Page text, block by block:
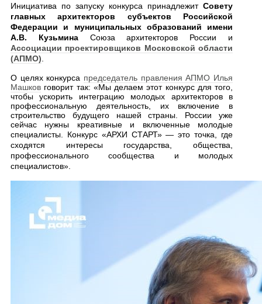
Инициатива по запуску конкурса принадлежит Совету
главных архитекторов субъектов Российской
Федерации и муниципальных образований имени
А.В. КузьминаСоюза архитекторов России и
Ассоциации проектировщиков Московской области
(АПМО).
О целях конкурса председатель правления АПМО Илья
Машков говорит так: «Мы делаем этот конкурс для того,
чтобы ускорить интеграцию молодых архитекторов в
профессиональную деятельность, их включение в
строительство будущего нашей страны. Россииуже
сейчас нужны креативные и включенные молодые
специалисты. Конкурс «АРХИ СТАРТ»— это точка, где
сходятся интересы государства, общества,
профессионального сообщества и молодых
специалистов».